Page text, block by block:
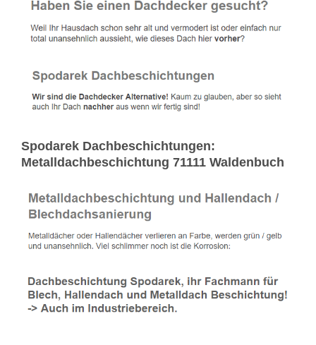
Spodarek Dachbeschichtungen:
Metalldachbeschichtung 71111 Waldenbuch